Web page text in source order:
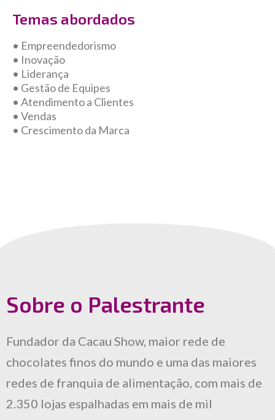
Temas abordados
• Empreendedorismo
• Inovação
• Liderança
• Gestão de Equipes
• Atendimento a Clientes
• Vendas
• Crescimento da Marca
Sobre o Palestrante
Fundador da Cacau Show, maior rede de
chocolates finos do mundo e uma das maiores
redes de franquia de alimentação, com mais de
2.350 lojas espalhadas em mais de mil